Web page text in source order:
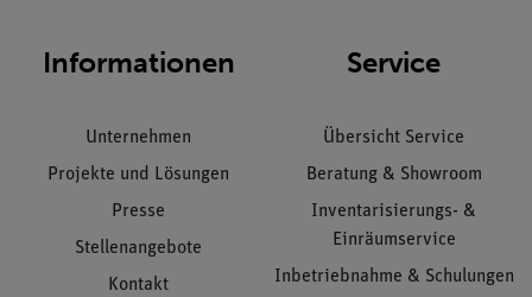
Informationen
Unternehmen
Projekte und Lösungen
Presse
Stellenangebote
Kontakt
Service
Übersicht Service
Beratung & Showroom
Inventarisierungs- &
Einräumservice
Inbetriebnahme & Schulungen